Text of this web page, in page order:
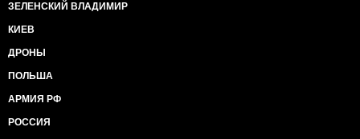
ЗЕЛЕНСКИЙ ВЛАДИМИР
КИЕВ
ДРОНЫ
ПОЛЬША
АРМИЯ РФ
РОССИЯ